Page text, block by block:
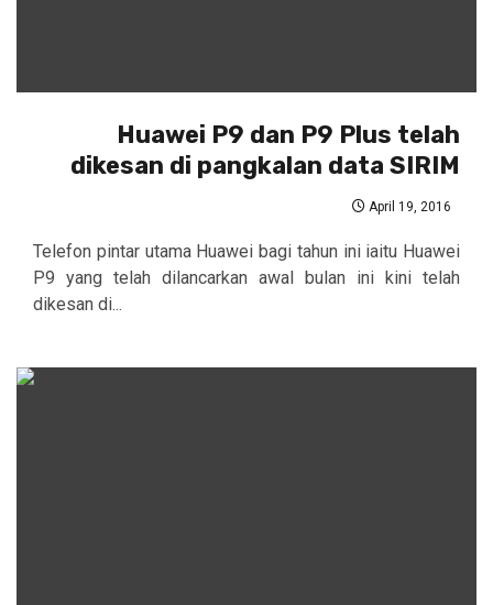
Huawei P9 dan P9 Plus telah
dikesan di pangkalan data SIRIM
April 19, 2016
Telefon pintar utama Huawei bagi tahun ini iaitu Huawei
P9 yang telah dilancarkan awal bulan ini kini telah
dikesan di...